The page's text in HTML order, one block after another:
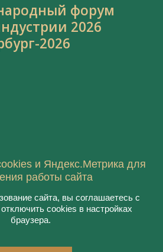
форум
2026
2026
© 2021, ООО "РЮЭ"
Пользовательское соглашение
и Яндекс.Метрика для
работы сайта
сайта, вы соглашаетесь с
cookies в настройках
браузера.